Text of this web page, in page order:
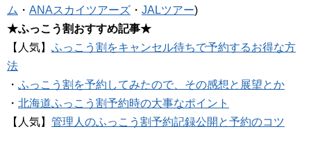
ム ・ ANAスカイツアーズ ・ JALツアー)
★ふっこう割おすすめ記事★
【人気】 ふっこう割をキャンセル待ちで予約するお得な方
法
・ ふっこう割を予約してみたので、その感想と展望とか
・ 北海道ふっこう割予約時の大事なポイント
【人気】 管理人のふっこう割予約記録公開と予約のコツ